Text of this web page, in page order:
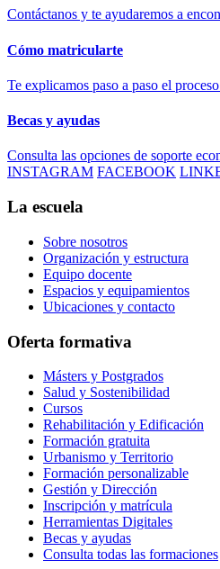
Contáctanos y te ayudaremos a
Cómo matricularte
Te explicamos paso a paso el
Becas y ayudas
Consulta las opciones de soporte
INSTAGRAM FACEBOOK
La escuela
Sobre nosotros
Organización y estructura
Equipo docente
Espacios y equipamientos
Ubicaciones y contacto
Oferta formativa
Másters y Postgrados
Salud y Sostenibilidad
Cursos
Rehabilitación y Edificación
Formación gratuita
Urbanismo y Territorio
Formación personalizable
Gestión y Dirección
Inscripción y matrícula
Herramientas Digitales
Becas y ayudas
Consulta todas las formaciones